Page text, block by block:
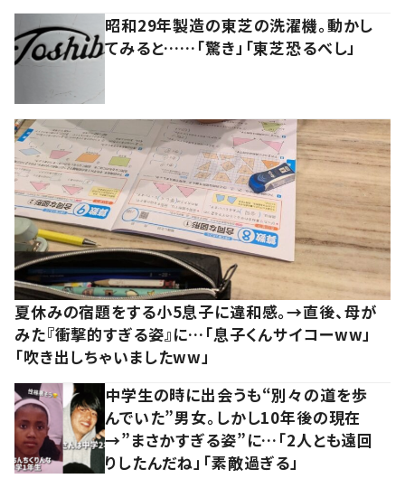
昭和29年製造の東芝の洗濯機。動かし
てみると……「驚き」「東芝恐るべし」
夏休みの宿題をする小5息子に違和感。→直後、母が
みた『衝撃的すぎる姿』に…「息子くんサイコーww」
「吹き出しちゃいましたww」
中学生の時に出会うも“別々の道を歩
んでいた”男女。しかし10年後の現在
→”まさかすぎる姿”に…「2人とも遠回
りしたんだね」「素敵過ぎる」